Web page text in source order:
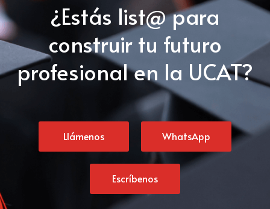
¿Estás list@ para
construir tu futuro
profesional en la UCAT?
Llámenos WhatsApp
Escríbenos